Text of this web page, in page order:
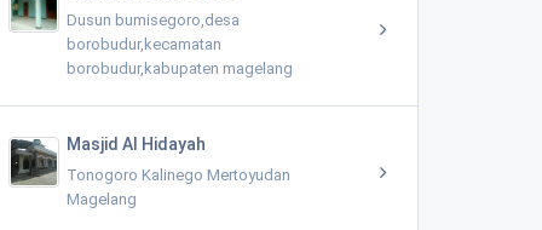
Dusun bumisegoro,desa
borobudur,kecamatan
borobudur,kabupaten magelang
Masjid Al Hidayah
Tonogoro Kalinego Mertoyudan
Magelang